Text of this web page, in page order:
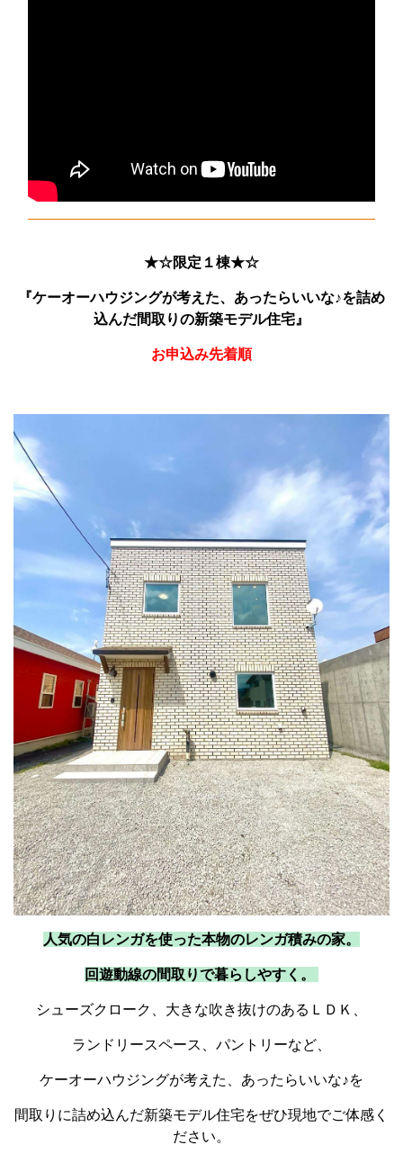
★☆限定１棟★☆
『ケーオーハウジングが考えた、あったらいいな♪を詰め
込んだ間取りの新築モデル住宅』
お申込み先着順
人気の白レンガを使った本物のレンガ積みの家。
回遊動線の間取りで暮らしやすく。
シューズクローク、大きな吹き抜けのあるＬＤＫ、
ランドリースペース、パントリーなど、
ケーオーハウジングが考えた、あったらいいな♪を
間取りに詰め込んだ新築モデル住宅をぜひ現地でご体感く
ださい。